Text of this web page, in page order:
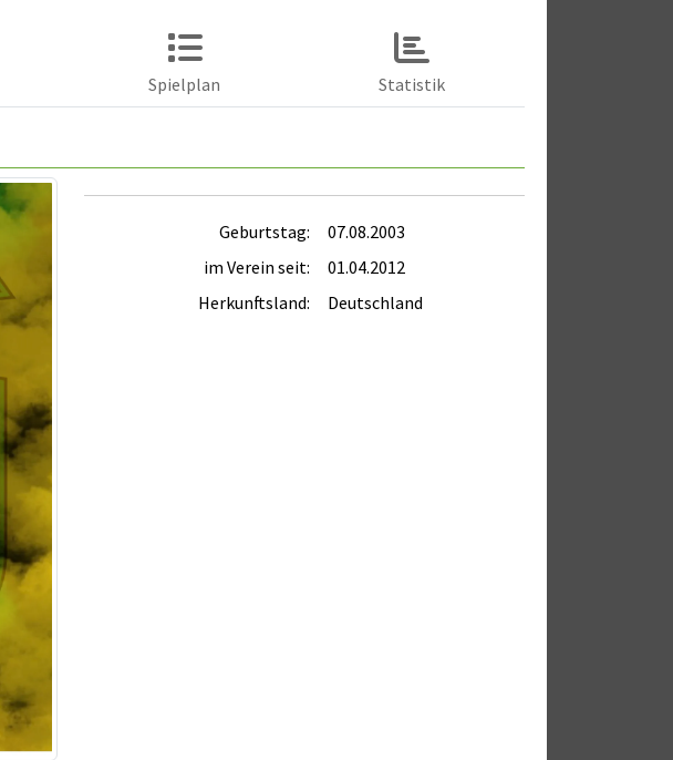
Spielplan Statistik
Geburtstag:
07.08.2003
im Verein seit:
01.04.2012
Herkunftsland:
Deutschland